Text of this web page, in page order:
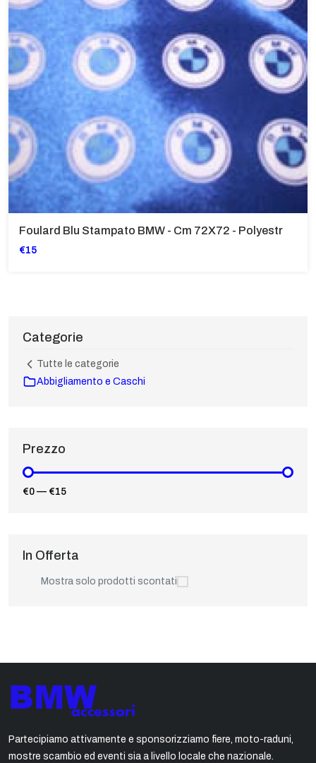
Foulard Blu Stampato BMW - Cm 72X72 - Polyestr
€15
Categorie
Tutte le categorie
Abbigliamento e Caschi
Prezzo
€0 — €15
In Offerta
Mostra solo prodotti scontati
Partecipiamo attivamente e sponsorizziamo fiere, moto-raduni,
mostre scambio ed eventi sia a livello locale che nazionale.